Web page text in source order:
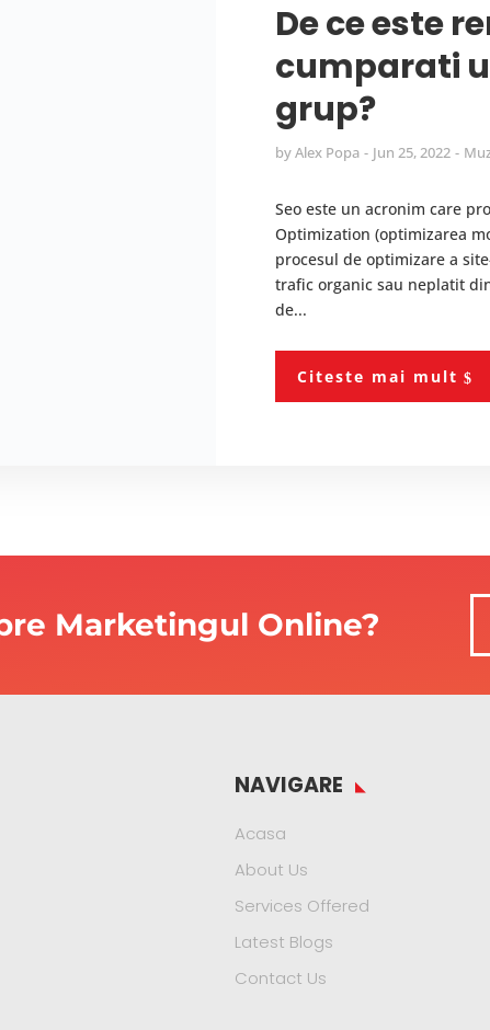
De ce este
cumparati
grup?
byAlex Popa Jun 25, 2022
Seo este un acronim care
Optimization (optimizarea
procesul de optimizare a
trafic organic sau neplatit
de...
Citeste mai mult
Marketingul Online?
NAVIGARE
Acasa
About Us
Services Offered
Latest Blogs
Contact Us